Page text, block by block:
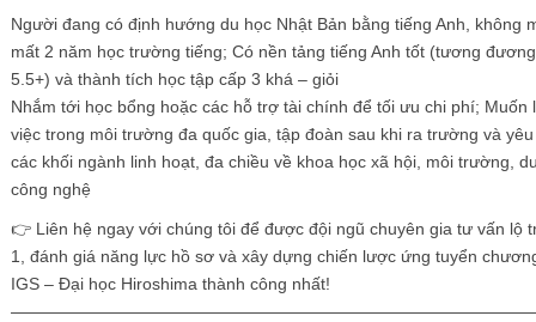
Người đang có định hướng du học Nhật Bản bằng tiếng Anh, không
mất 2 năm học trường tiếng; Có nền tảng tiếng Anh tốt (tương
5.5+) và thành tích học tập cấp 3 khá – giỏi
Nhắm tới học bổng hoặc các hỗ trợ tài chính để tối ưu chi phí; Muốn
việc trong môi trường đa quốc gia, tập đoàn sau khi ra trường và
các khối ngành linh hoạt, đa chiều về khoa học xã hội, môi trường,
công nghệ
👉 Liên hệ ngay với chúng tôi để được đội ngũ chuyên gia tư vấn lộ
1, đánh giá năng lực hồ sơ và xây dựng chiến lược ứng tuyển
IGS – Đại học Hiroshima thành công nhất!